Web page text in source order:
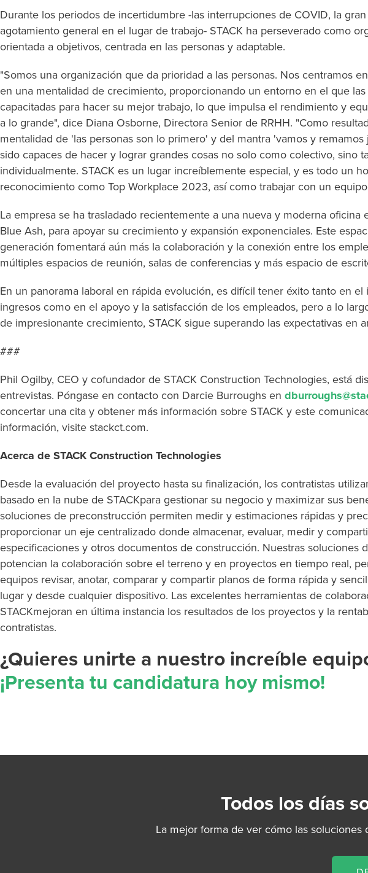
Durante los periodos de incertidumbre -las interrupciones de COVID, la
agotamiento general en el lugar de trabajo- STACK ha perseverado como
orientada a objetivos, centrada en las personas y adaptable.
"Somos una organización que da prioridad a las personas. Nos centramos
en una mentalidad de crecimiento, proporcionando un entorno en el que las
capacitadas para hacer su mejor trabajo, lo que impulsa el rendimiento y
a lo grande", dice Diana Osborne, Directora Senior de RRHH. "Como
mentalidad de 'las personas son lo primero' y del mantra 'vamos y remamos
sido capaces de hacer y lograr grandes cosas no solo como colectivo, sino
individualmente. STACK es un lugar increíblemente especial, y es todo un
reconocimiento como Top Workplace 2023, así como trabajar con un
La empresa se ha trasladado recientemente a una nueva y moderna oficina
Blue Ash, para apoyar su crecimiento y expansión exponenciales. Este
generación fomentará aún más la colaboración y la conexión entre los
múltiples espacios de reunión, salas de conferencias y más espacio de
En un panorama laboral en rápida evolución, es difícil tener éxito tanto en el
ingresos como en el apoyo y la satisfacción de los empleados, pero a lo
de impresionante crecimiento, STACK sigue superando las expectativas en
###
Phil Ogilby, CEO y cofundador de STACK Construction Technologies, está
entrevistas. Póngase en contacto con Darcie Burroughs en
concertar una cita y obtener más información sobre STACK y este
información, visite stackct.com.
Acerca de STACK Construction Technologies
Desde la evaluación del proyecto hasta su finalización, los contratistas
basado en la nube de STACKpara gestionar su negocio y maximizar sus
soluciones de preconstrucción permiten medir y estimaciones rápidas y
proporcionar un eje centralizado donde almacenar, evaluar, medir y
especificaciones y otros documentos de construcción. Nuestras soluciones
potencian la colaboración sobre el terreno y en proyectos en tiempo real,
equipos revisar, anotar, comparar y compartir planos de forma rápida y
lugar y desde cualquier dispositivo. Las excelentes herramientas de
STACKmejoran en última instancia los resultados de los proyectos y la
contratistas.
¿Quieres unirte a nuestro increíble
¡Presenta tu candidatura hoy mismo!
Todos los días
La mejor forma de ver cómo las